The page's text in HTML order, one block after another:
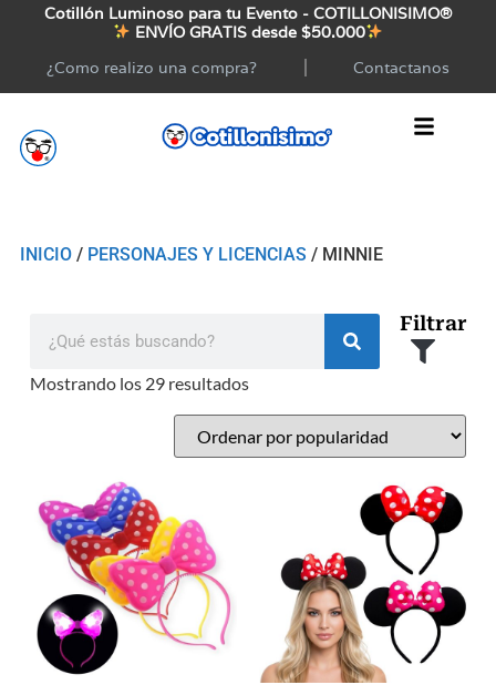
Cotillón Luminoso para tu Evento - COTILLONISIMO®
ENVÍO GRATIS desde $50.000
¿Como realizo una compra?
Contactanos
INICIO/ PERSONAJES Y LICENCIAS / MINNIE
Filtrar
Mostrando los 29 resultados